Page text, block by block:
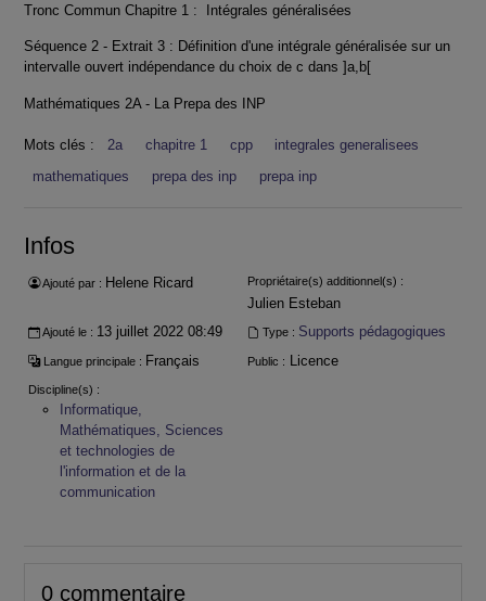
Tronc Commun Chapitre 1 : Intégrales généralisées
Séquence 2 - Extrait 3 : Définition d'une intégrale généralisée sur un
intervalle ouvert indépendance du choix de c dans ]a,b[
Mathématiques 2A - La Prepa des INP
Mots clés : 2a chapitre 1 cpp
integrales generalisees
mathematiques
prepa des inp prepa inp
Infos
Ajouté par : Helene Ricard Propriétaire(s) additionnel(s) :
Julien Esteban
Ajouté le : 13 juillet 2022 08:49 Type : Supports pédagogiques
Langue principale : Français Public : Licence
Discipline(s) :
Informatique,
Mathématiques, Sciences
et technologies de
l'information et de la
communication
0 commentaire